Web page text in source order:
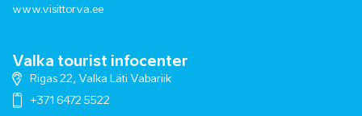
www.visittorva.ee
Valka tourist infocenter
Rigas 22, Valka Läti Vabariik
+371 6472 5522